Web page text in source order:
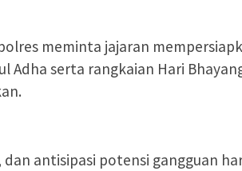
meminta jajaran
Adha serta rangkaian Hari
antisipasi potensi gangguan